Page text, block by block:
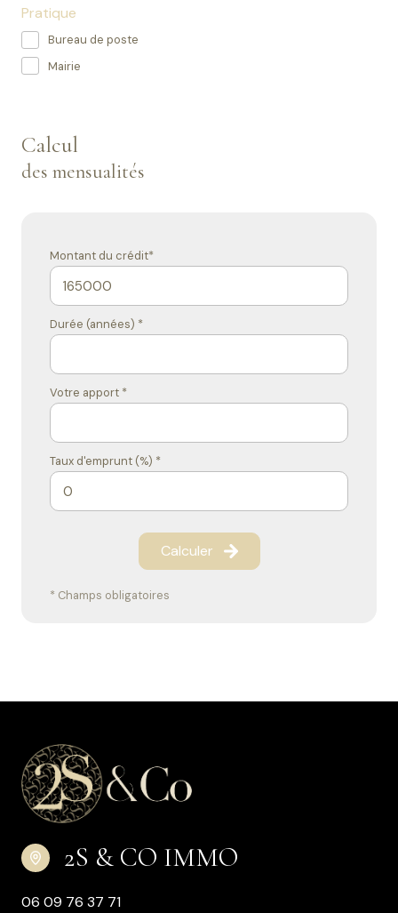
Pratique
Bureau de poste
Mairie
Calcul
des mensualités
Montant du crédit*
Durée (années) *
Votre apport *
Taux d'emprunt (%) *
Calculer
* Champs obligatoires
2S & CO IMMO
06 09 76 37 71